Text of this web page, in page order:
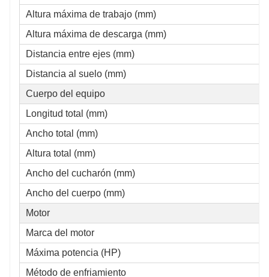
Altura máxima de trabajo (mm)
Altura máxima de descarga (mm)
Distancia entre ejes (mm)
Distancia al suelo (mm)
Cuerpo del equipo
Longitud total (mm)
Ancho total (mm)
Altura total (mm)
Ancho del cucharón (mm)
Ancho del cuerpo (mm)
Motor
Marca del motor
Máxima potencia (HP)
Método de enfriamiento